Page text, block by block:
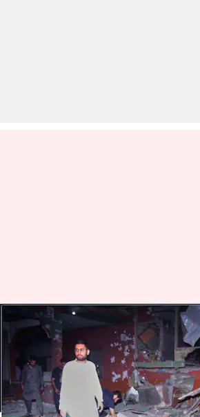
Jaish-e-Mohammed
Camp: జైషే మహమ్మద్
మట్టుబెట్టిన ఇండియన్
వ్రాసిన వారు Jayachandra Akuri May 07, 2025